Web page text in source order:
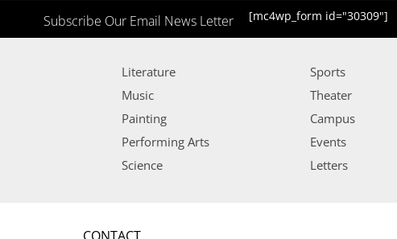
Subscribe Our Email News Letter [mc4wp_form id="30309"]
Literature
Music
Painting
Performing Arts
Science
Sports
Theater
Campus
Events
Letters